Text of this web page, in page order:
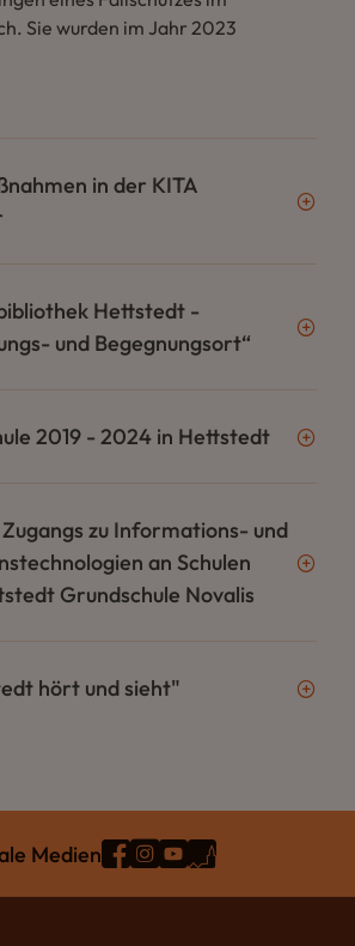
Sie wurden im Jahr 2023
in der KITA
Hettstedt -
und Begegnungsort“
2019 - 2024 in Hettstedt
zu Informations- und
an Schulen
Grundschule Novalis
hört und sieht"
Medien